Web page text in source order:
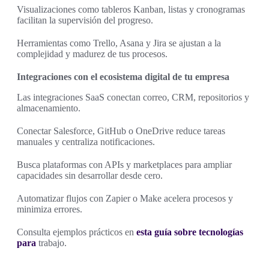
Visualizaciones como tableros Kanban, listas y cronogramas
facilitan la supervisión del progreso.
Herramientas como Trello, Asana y Jira se ajustan a la
complejidad y madurez de tus procesos.
Integraciones con el ecosistema digital de tu empresa
Las integraciones SaaS conectan correo, CRM, repositorios y
almacenamiento.
Conectar Salesforce, GitHub o OneDrive reduce tareas
manuales y centraliza notificaciones.
Busca plataformas con APIs y marketplaces para ampliar
capacidades sin desarrollar desde cero.
Automatizar flujos con Zapier o Make acelera procesos y
minimiza errores.
Consulta ejemplos prácticos en esta guía sobre tecnologías
para trabajo.